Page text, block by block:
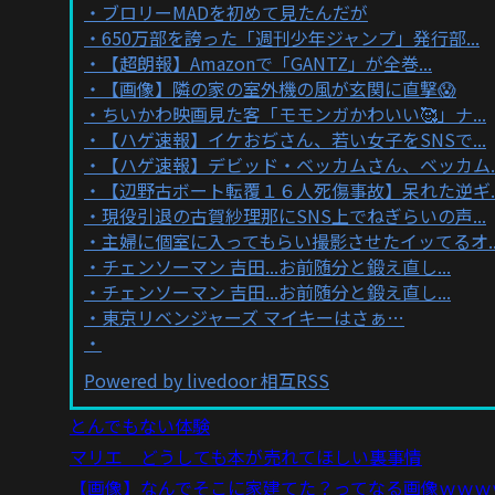
ブロリーMADを初めて見たんだが
650万部を誇った「週刊少年ジャンプ」発行部...
【超朗報】Amazonで「GANTZ」が全巻...
【画像】隣の家の室外機の風が玄関に直撃😱
ちいかわ映画見た客「モモンガかわいい🥰」ナ...
【ハゲ速報】イケおぢさん、若い女子をSNSで...
【ハゲ速報】デビッド・ベッカムさん、ベッカム
【辺野古ボート転覆１６人死傷事故】呆れた逆ギ
現役引退の古賀紗理那にSNS上でねぎらいの声...
主婦に個室に入ってもらい撮影させたイッてるオ
チェンソーマン 吉田...お前随分と鍛え直し...
チェンソーマン 吉田...お前随分と鍛え直し...
東京リベンジャーズ マイキーはさぁ…
Powered by livedoor 相互RSS
とんでもない体験
マリエ どうしても本が売れてほしい裏事情
【画像】なんでそこに家建てた？ってなる画像ｗｗ